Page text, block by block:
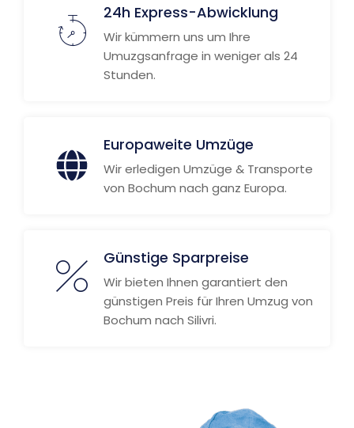
24h Express-Abwicklung
Wir kümmern uns um Ihre
Umuzgsanfrage in weniger als 24
Stunden.
Europaweite Umzüge
Wir erledigen Umzüge & Transporte
von Bochum nach ganz Europa.
Günstige Sparpreise
Wir bieten Ihnen garantiert den
günstigen Preis für Ihren Umzug von
Bochum nach Silivri.